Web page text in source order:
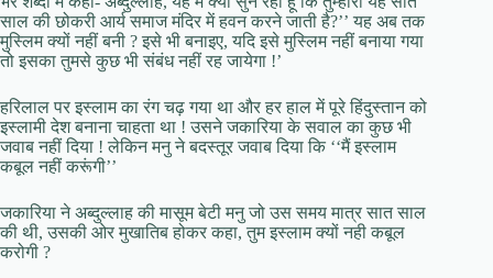
साल की छोकरी आर्य समाज मंदिर में हवन करने जाती है?’’ यह अब तक
मुस्लिम क्यों नहीं बनी ? इसे भी बनाइए, यदि इसे मुस्लिम नहीं बनाया गया
तो इसका तुमसे कुछ भी संबंध नहीं रह जायेगा !’
हरिलाल पर इस्लाम का रंग चढ़ गया था और हर हाल में पूरे हिंदुस्तान को
इस्लामी देश बनाना चाहता था ! उसने जकारिया के सवाल का कुछ भी
जवाब नहीं दिया ! लेकिन मनु ने बदस्तूर जवाब दिया कि ‘‘मैं इस्लाम
कबूल नहीं करूंगी’’
जकारिया ने अब्दुल्लाह की मासूम बेटी मनु जो उस समय मात्र सात साल
की थी, उसकी ओर मुखातिब होकर कहा, तुम इस्लाम क्यों नही कबूल
करोगी ?